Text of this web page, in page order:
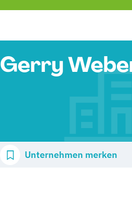
Gerry
Unternehmen merken